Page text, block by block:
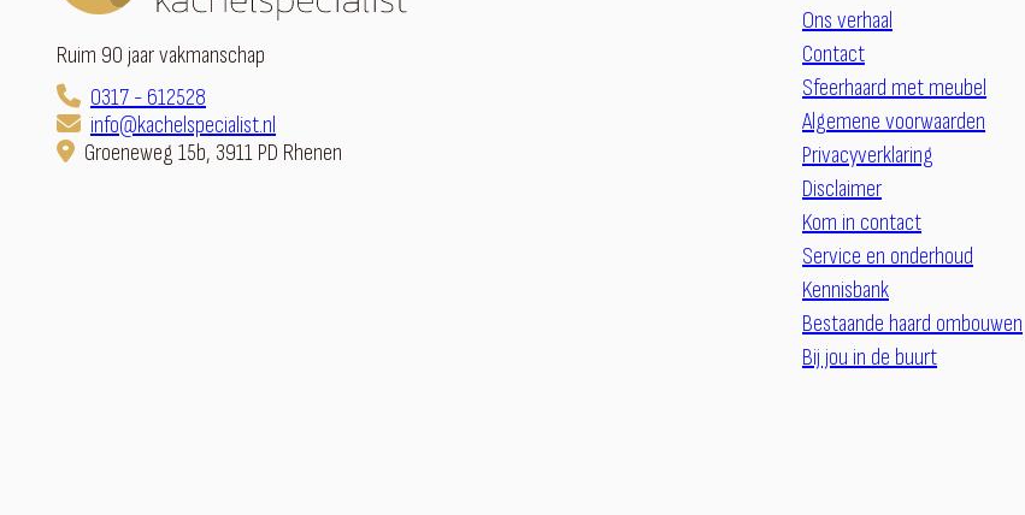
Ruim 90 jaar vakmanschap
0317 - 612528
info@kachelspecialist.nl
Groeneweg 15b, 3911 PD Rhenen
Ons verhaal
Contact
Sfeerhaard met meubel
Algemene voorwaarden
Privacyverklaring
Disclaimer
Kom in contact
Service en onderhoud
Kennisbank
Bestaande haard ombouwen
Bij jou in de buurt